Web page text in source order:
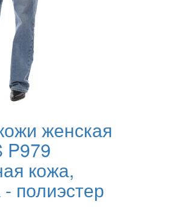
женская
P979
кожа,
полиэстер